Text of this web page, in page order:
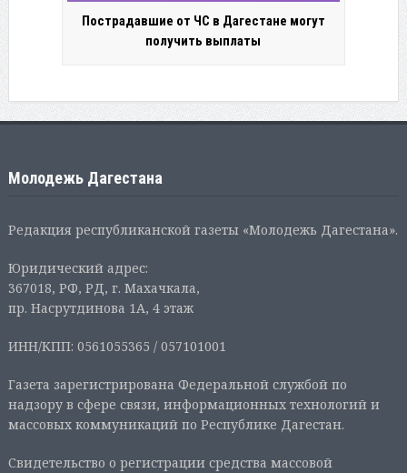
Пострадавшие от ЧС в Дагестане могут
получить выплаты
Молодежь Дагестана
Редакция республиканской газеты «Молодежь Дагестана».
Юридический адрес:
367018, РФ, РД, г. Махачкала,
пр. Насрутдинова 1А, 4 этаж
ИНН/КПП: 0561055365 / 057101001
Газета зарегистрирована Федеральной службой по
надзору в сфере связи, информационных технологий и
массовых коммуникаций по Республике Дагестан.
Свидетельство о регистрации средства массовой